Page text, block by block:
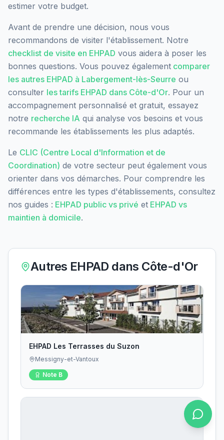
estimer votre budget.
Avant de prendre une décision, nous vous
recommandons de visiter l'établissement. Notre
checklist de visite en EHPAD vous aidera à poser les
bonnes questions. Vous pouvez également comparer
les autres EHPAD à Labergement-lès-Seurre ou
consulter les tarifs EHPAD dans Côte-d'Or. Pour un
accompagnement personnalisé et gratuit, essayez
notre recherche IA qui analyse vos besoins et vous
recommande les établissements les plus adaptés.
Le CLIC (Centre Local d'Information et de
Coordination) de votre secteur peut également vous
orienter dans vos démarches. Pour comprendre les
différences entre les types d'établissements, consultez
nos guides : EHPAD public vs privé et EHPAD vs
maintien à domicile.
Autres EHPAD dans Côte-d'Or
EHPAD Les Terrasses du Suzon
Messigny-et-Vantoux
Note B